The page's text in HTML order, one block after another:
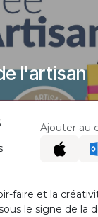
l'artisan
Ajouter au
faire et la
le signe de la